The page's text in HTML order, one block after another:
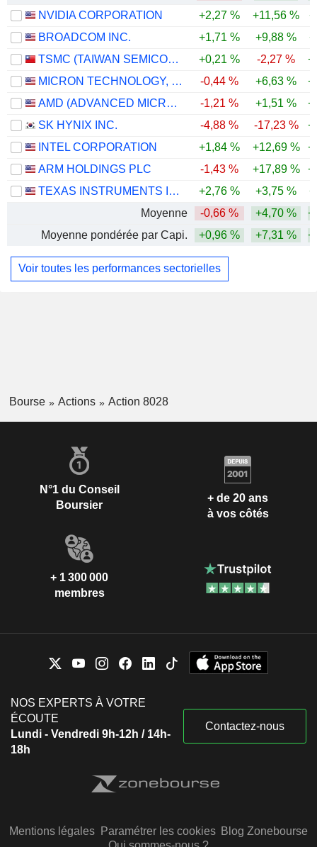
NVIDIA CORPORATION
+2,27 % +11,56 %
BROADCOM INC.
+1,71 % +9,88 %
TSMC (TAIWAN SEMICONDUCTOR MANUFACTURING COMPANY)
+0,21 % -2,27 %
MICRON TECHNOLOGY, INC.
-0,44 % +6,63 %
AMD (ADVANCED MICRO DEVICES)
-1,21 % +1,51 %
SK HYNIX INC.
-4,88 % -17,23 %
INTEL CORPORATION
+1,84 % +12,69 %
ARM HOLDINGS PLC
-1,43 % +17,89 %
TEXAS INSTRUMENTS INCORPORATED
+2,76 % +3,75 %
Moyenne
-0,66 % +4,70 %
Moyenne pondérée par Capi.
+0,96 % +7,31 %
Voir toutes les performances sectorielles
Bourse Actions Action 8028
N°1 du Conseil
Boursier
+ de 20 ans
à vos côtés
+ 1 300 000
membres
NOS EXPERTS À VOTRE
ÉCOUTE
Lundi - Vendredi 9h-12h / 14h-
18h
Contactez-nous
Mentions légales Paramétrer les cookies Blog Zonebourse